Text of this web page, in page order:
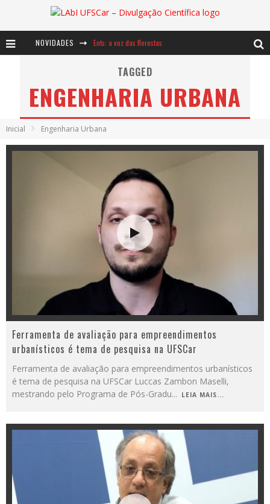
NOVIDADES Ents: a voz das florestas
Notáveis: Bertha Lutz
Baú de Histórias - A jamais imaginada aventura com os moinhos de vento
TAGGED
ENGENHARIA URBANA
Inicial Engenharia Urbana
Ferramenta de avaliação para empreendimentos
urbanísticos é tema de pesquisa na UFSCar
Ferramenta de avaliação para empreendimentos urbanísticos
é tema de pesquisa na UFSCar Luccas Zambon Maselli,
mestrando pelo Programa de Pós-Gradu... LEIA MAIS...